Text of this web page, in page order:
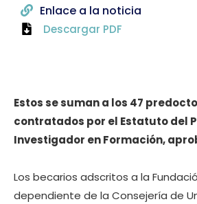
Estos se suman a los 47
contratados por el Estatuto del
Investigador en Formación,
Los becarios adscritos a la
dependiente de la Consejería de
Enlace a la noticia
Descargar PDF